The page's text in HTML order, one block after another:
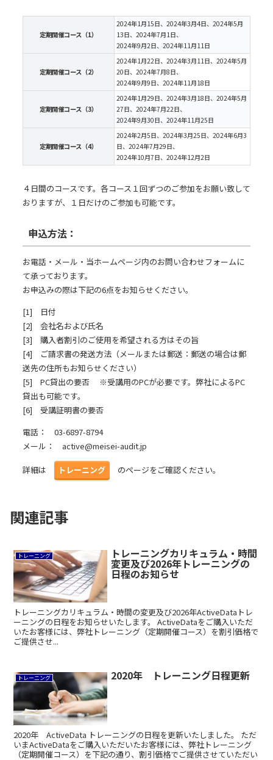
定期開催コース（1）
2024年1月15日、2024年3月4日、2024年5月
13日、2024年7月1日、
2024年9月2日、2024年11月11日
定期開催コース（2）
2024年1月22日、2024年3月11日、2024年5月
20日、2024年7月8日、
2024年9月9日、2024年11月18日
定期開催コース（3）
2024年1月29日、2024年3月18日、2024年5月
27日、2024年7月22日、
2024年9月30日、2024年11月25日
定期開催コース（4）
2024年2月5日、2024年3月25日、2024年6月3
日、2024年7月29日、
2024年10月7日、2024年12月2日
４日間のコースです。各コース１回ずつのご参加をお願い致して
おりますが、１日だけのご参加も可能です。
申込方法：
お電話・メール・当ホームページ内のお問い合わせフォームに
て承っております。
お申込みの際は下記の6点をお知らせください。
[1] 日付
[2] 会社名および氏名
[3] 購入者割引のご使用を希望される方はその旨
[4] ご請求書の発送方法（メールまたは郵送：郵送の場合は郵
送先の住所もお知らせください）
[5] PC貸出の要否 ※受講用のPCが必要です。弊社によるPC
貸出も可能です。
[6] 受講証明書の要否
電話： 03-6897-8794
メール： active@meisei-audit.jp
詳細は トレーニング のページをご確認ください。
関連記事
トレーニング トレーニングカリキュラム・時間
変更及び2026年トレーニングの
日程のお知らせ
トレーニングカリキュラム・時間の変更及び2026年ActiveDataトレ
ーニングの日程をお知らせいたします。 ActiveDataをご購入いただ
いたお客様には、弊社トレーニング（定期開催コース）を割引価格で
ご提供させ...
トレーニング 2020年 トレーニング日程更新
2020年 ActiveData トレーニングの日程を更新いたしました。 ただ
いまActiveDataをご購入いただいたお客様には、弊社トレーニング
（定期開催コース）を下記の通り、割引価格でご提供させていただい